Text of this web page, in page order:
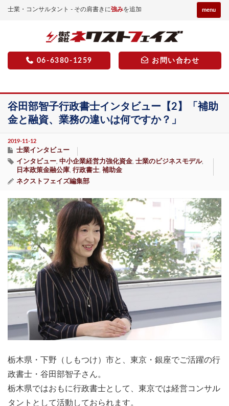
士業・コンサルタント - その肩書きに強みを追加 menu
06-6380-1259 お問い合わせ
谷田部智子行政書士インタビュー【2】「補助
金と融資、業務の違いは何ですか？」
2019-11-12
士業インタビュー
インタビュー 中小企業経営力強化資金 士業のビジネスモデル,
日本政策金融公庫 行政書士 補助金
ネクストフェイズ編集部
栃木県・下野（しもつけ）市と、東京・銀座でご活躍の行
政書士・谷田部智子さん。
栃木県ではおもに行政書士として、東京では経営コンサル
タントとして活動しておられます。